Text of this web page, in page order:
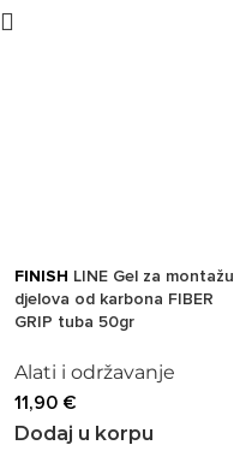
FINISH LINE Gel za montažu
djelova od karbona FIBER
GRIP tuba 50gr
Alati i održavanje
11,90 €
Dodaj u korpu